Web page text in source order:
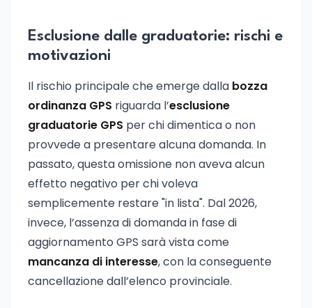
Esclusione dalle graduatorie: rischi e
motivazioni
Il rischio principale che emerge dalla bozza
ordinanza GPS riguarda l’esclusione
graduatorie GPS per chi dimentica o non
provvede a presentare alcuna domanda. In
passato, questa omissione non aveva alcun
effetto negativo per chi voleva
semplicemente restare "in lista". Dal 2026,
invece, l’assenza di domanda in fase di
aggiornamento GPS sarà vista come
mancanza di interesse, con la conseguente
cancellazione dall’elenco provinciale.